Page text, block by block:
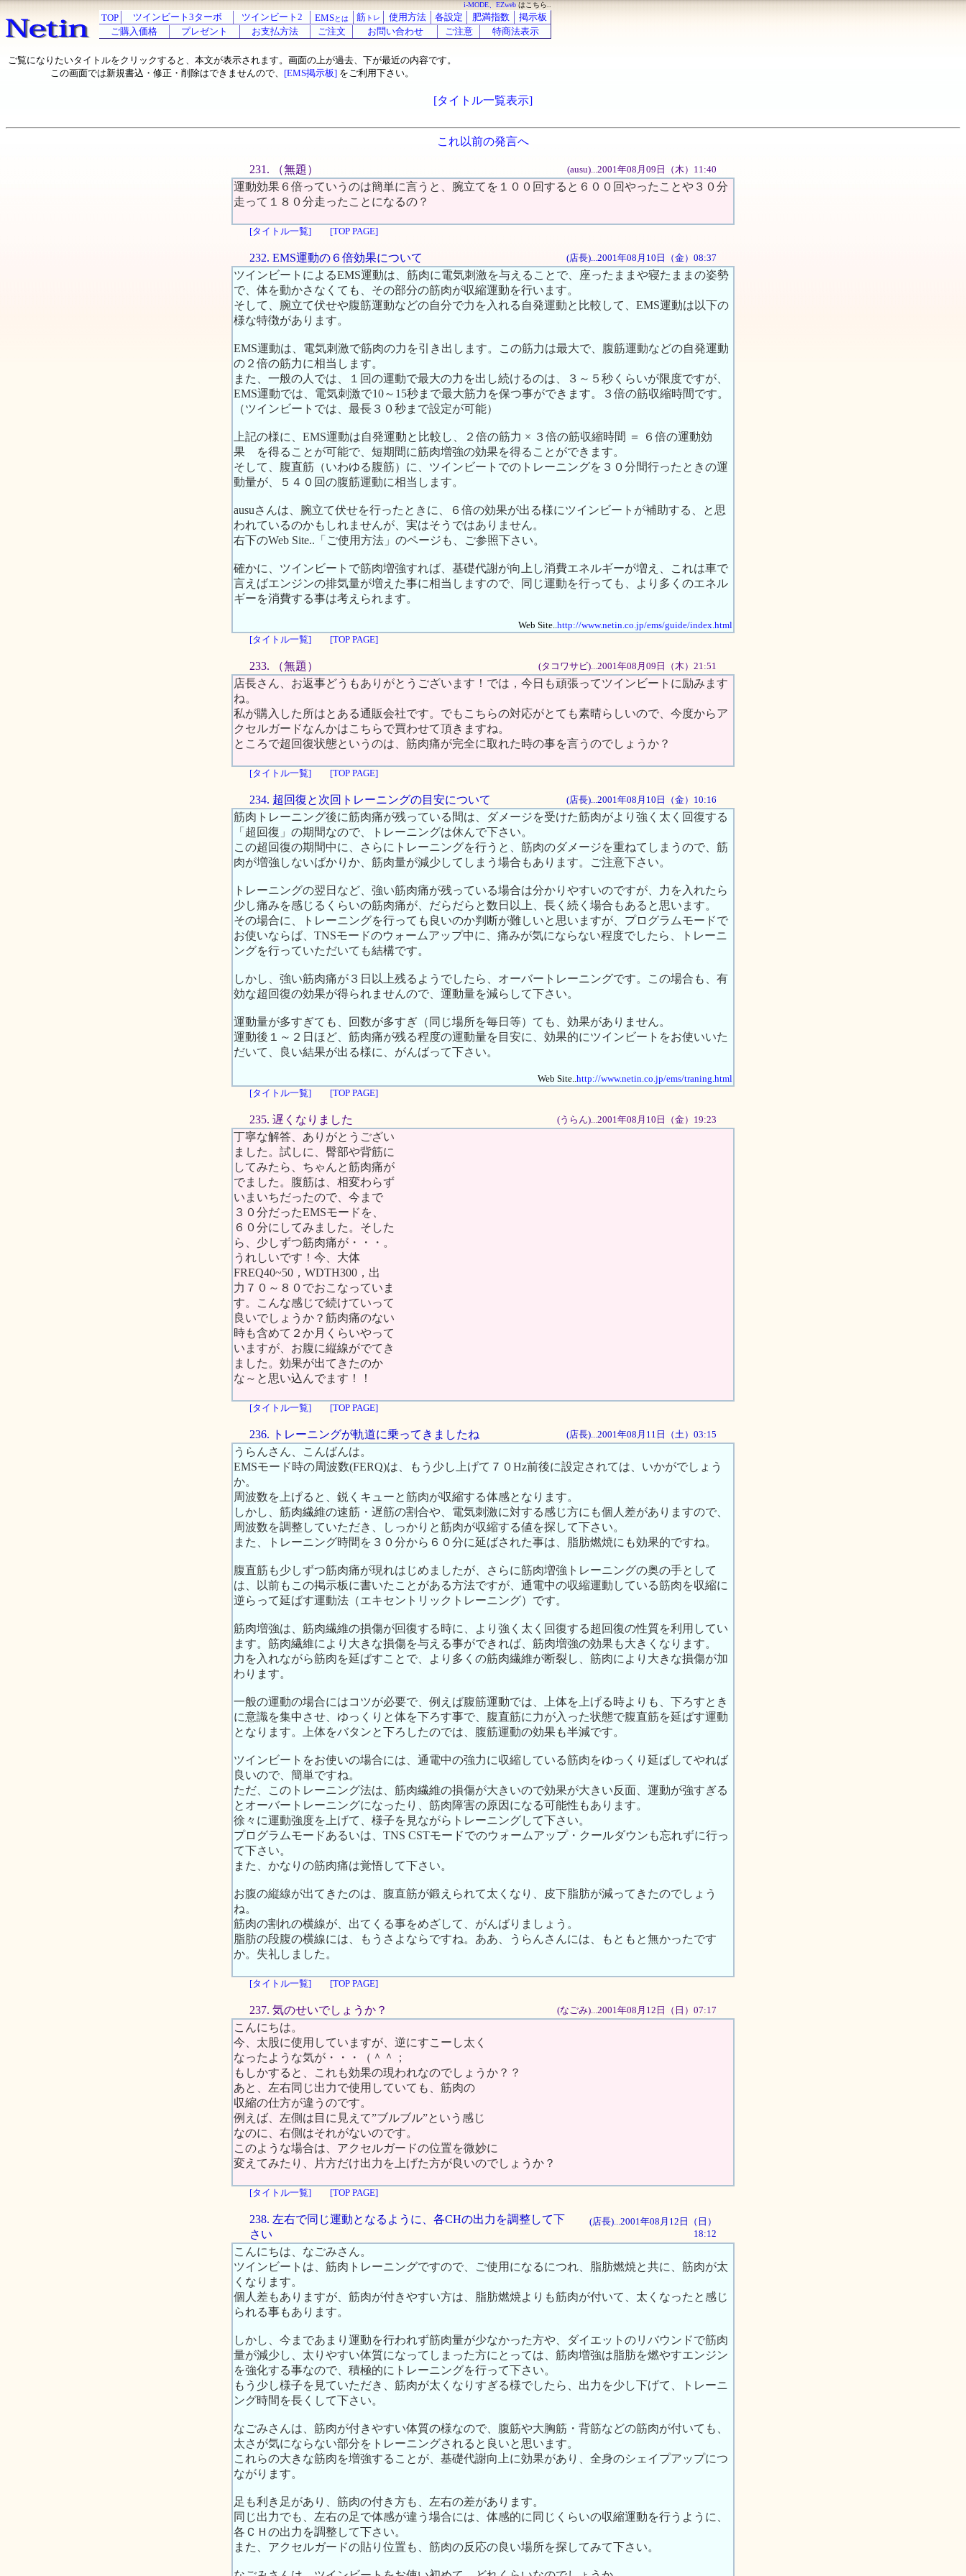
i-MODE、EZweb はこちら..
TOP ツインビート3ターボ ツインビート2 EMSとは 筋 トレ 使用方法 各設定 肥満指数
掲示板
ご購入価格
プレゼント お支払方法 ご注文 お問い合わせ ご注意 特商法表示
ご覧になりたいタイトルをクリックすると、本文が表示されます。画面の上が過去、下が最近の内容です。
この画面では新規書込・修正・削除はできませんので、 [EMS掲示板] をご利用下さい。
[タイトル一覧表示]
これ以前の発言へ
231. （無題） (ausu)...2001年08月09日（木）11:40
運動効果６倍っていうのは簡単に言うと、腕立てを１００回すると６００回やったことや３０分
走って１８０分走ったことになるの？
[タイトル一覧] [TOP PAGE]
232. EMS運動の６倍効果について (店長)...2001年08月10日（金）08:37
ツインビートによるEMS運動は、筋肉に電気刺激を与えることで、座ったままや寝たままの姿勢
で、体を動かさなくても、その部分の筋肉が収縮運動を行います。
そして、腕立て伏せや腹筋運動などの自分で力を入れる自発運動と比較して、EMS運動は以下の
様な特徴があります。
EMS運動は、電気刺激で筋肉の力を引き出します。この筋力は最大で、腹筋運動などの自発運動
の２倍の筋力に相当します。
また、一般の人では、１回の運動で最大の力を出し続けるのは、３～５秒くらいが限度ですが、
EMS運動では、電気刺激で10～15秒まで最大筋力を保つ事ができます。３倍の筋収縮時間です。
（ツインビートでは、最長３０秒まで設定が可能）
上記の様に、EMS運動は自発運動と比較し、２倍の筋力 × ３倍の筋収縮時間 ＝ ６倍の運動効
果 を得ることが可能で、短期間に筋肉増強の効果を得ることができます。
そして、腹直筋（いわゆる腹筋）に、ツインビートでのトレーニングを３０分間行ったときの運
動量が、５４０回の腹筋運動に相当します。
ausuさんは、腕立て伏せを行ったときに、６倍の効果が出る様にツインビートが補助する、と思
われているのかもしれませんが、実はそうではありません。
右下のWeb Site..「ご使用方法」のページも、ご参照下さい。
確かに、ツインビートで筋肉増強すれば、基礎代謝が向上し消費エネルギーが増え、これは車で
言えばエンジンの排気量が増えた事に相当しますので、同じ運動を行っても、より多くのエネル
ギーを消費する事は考えられます。
Web Site..http://www.netin.co.jp/ems/guide/index.html
[タイトル一覧]
[TOP PAGE]
233. （無題） (タコワサビ)...2001年08月09日（木）21:51
店長さん、お返事どうもありがとうございます！では，今日も頑張ってツインビートに励みます
ね。
私が購入した所はとある通販会社です。でもこちらの対応がとても素晴らしいので、今度からア
クセルガードなんかはこちらで買わせて頂きますね。
ところで超回復状態というのは、筋肉痛が完全に取れた時の事を言うのでしょうか？
[タイトル一覧] [TOP PAGE]
234. 超回復と次回トレーニングの目安について (店長)...2001年08月10日（金）10:16
筋肉トレーニング後に筋肉痛が残っている間は、ダメージを受けた筋肉がより強く太く回復する
「超回復」の期間なので、トレーニングは休んで下さい。
この超回復の期間中に、さらにトレーニングを行うと、筋肉のダメージを重ねてしまうので、筋
肉が増強しないばかりか、筋肉量が減少してしまう場合もあります。ご注意下さい。
トレーニングの翌日など、強い筋肉痛が残っている場合は分かりやすいのですが、力を入れたら
少し痛みを感じるくらいの筋肉痛が、だらだらと数日以上、長く続く場合もあると思います。
その場合に、トレーニングを行っても良いのか判断が難しいと思いますが、プログラムモードで
お使いならば、TNSモードのウォームアップ中に、痛みが気にならない程度でしたら、トレーニ
ングを行っていただいても結構です。
しかし、強い筋肉痛が３日以上残るようでしたら、オーバートレーニングです。この場合も、有
効な超回復の効果が得られませんので、運動量を減らして下さい。
運動量が多すぎても、回数が多すぎ（同じ場所を毎日等）ても、効果がありません。
運動後１～２日ほど、筋肉痛が残る程度の運動量を目安に、効果的にツインビートをお使いいた
だいて、良い結果が出る様に、がんばって下さい。
Web Site..http://www.netin.co.jp/ems/traning.html
[タイトル一覧]
[TOP PAGE]
235. 遅くなりました (うらん)...2001年08月10日（金）19:23
丁寧な解答、ありがとうござい
ました。試しに、臀部や背筋に
してみたら、ちゃんと筋肉痛が
でました。腹筋は、相変わらず
いまいちだったので、今まで
３０分だったEMSモードを、
６０分にしてみました。そした
ら、少しずつ筋肉痛が・・・。
うれしいです！今、大体
FREQ40~50，WDTH300，出
力７０～８０でおこなっていま
す。こんな感じで続けていって
良いでしょうか？筋肉痛のない
時も含めて２か月くらいやって
いますが、お腹に縦線がでてき
ました。効果が出てきたのか
な～と思い込んでます！！
[タイトル一覧] [TOP PAGE]
236. トレーニングが軌道に乗ってきましたね (店長)...2001年08月11日（土）03:15
うらんさん、こんばんは。
EMSモード時の周波数(FERQ)は、もう少し上げて７０Hz前後に設定されては、いかがでしょう
か。
周波数を上げると、鋭くキューと筋肉が収縮する体感となります。
しかし、筋肉繊維の速筋・遅筋の割合や、電気刺激に対する感じ方にも個人差がありますので、
周波数を調整していただき、しっかりと筋肉が収縮する値を探して下さい。
また、トレーニング時間を３０分から６０分に延ばされた事は、脂肪燃焼にも効果的ですね。
腹直筋も少しずつ筋肉痛が現れはじめましたが、さらに筋肉増強トレーニングの奥の手として
は、以前もこの掲示板に書いたことがある方法ですが、通電中の収縮運動している筋肉を収縮に
逆らって延ばす運動法（エキセントリックトレーニング）です。
筋肉増強は、筋肉繊維の損傷が回復する時に、より強く太く回復する超回復の性質を利用してい
ます。筋肉繊維により大きな損傷を与える事ができれば、筋肉増強の効果も大きくなります。
力を入れながら筋肉を延ばすことで、より多くの筋肉繊維が断裂し、筋肉により大きな損傷が加
わります。
一般の運動の場合にはコツが必要で、例えば腹筋運動では、上体を上げる時よりも、下ろすとき
に意識を集中させ、ゆっくりと体を下ろす事で、腹直筋に力が入った状態で腹直筋を延ばす運動
となります。上体をバタンと下ろしたのでは、腹筋運動の効果も半減です。
ツインビートをお使いの場合には、通電中の強力に収縮している筋肉をゆっくり延ばしてやれば
良いので、簡単ですね。
ただ、このトレーニング法は、筋肉繊維の損傷が大きいので効果が大きい反面、運動が強すぎる
とオーバートレーニングになったり、筋肉障害の原因になる可能性もあります。
徐々に運動強度を上げて、様子を見ながらトレーニングして下さい。
プログラムモードあるいは、TNS CSTモードでのウォームアップ・クールダウンも忘れずに行っ
て下さい。
また、かなりの筋肉痛は覚悟して下さい。
お腹の縦線が出てきたのは、腹直筋が鍛えられて太くなり、皮下脂肪が減ってきたのでしょう
ね。
筋肉の割れの横線が、出てくる事をめざして、がんばりましょう。
脂肪の段腹の横線には、もうさよならですね。ああ、うらんさんには、もともと無かったです
か。失礼しました。
[タイトル一覧] [TOP PAGE]
237. 気のせいでしょうか？ (なごみ)...2001年08月12日（日）07:17
こんにちは。
今、太股に使用していますが、逆にすこーし太く
なったような気が・・・（＾＾；
もしかすると、これも効果の現われなのでしょうか？？
あと、左右同じ出力で使用していても、筋肉の
収縮の仕方が違うのです。
例えば、左側は目に見えて”ブルブル”という感じ
なのに、右側はそれがないのです。
このような場合は、アクセルガードの位置を微妙に
変えてみたり、片方だけ出力を上げた方が良いのでしょうか？
[タイトル一覧] [TOP PAGE]
238. 左右で同じ運動となるように、各CHの出力を調整して下
さい
(店長)...2001年08月12日（日）
18:12
こんにちは、なごみさん。
ツインビートは、筋肉トレーニングですので、ご使用になるにつれ、脂肪燃焼と共に、筋肉が太
くなります。
個人差もありますが、筋肉が付きやすい方は、脂肪燃焼よりも筋肉が付いて、太くなったと感じ
られる事もあります。
しかし、今まであまり運動を行われず筋肉量が少なかった方や、ダイエットのリバウンドで筋肉
量が減少し、太りやすい体質になってしまった方にとっては、筋肉増強は脂肪を燃やすエンジン
を強化する事なので、積極的にトレーニングを行って下さい。
もう少し様子を見ていただき、筋肉が太くなりすぎる様でしたら、出力を少し下げて、トレーニ
ング時間を長くして下さい。
なごみさんは、筋肉が付きやすい体質の様なので、腹筋や大胸筋・背筋などの筋肉が付いても、
太さが気にならない部分をトレーニングされると良いと思います。
これらの大きな筋肉を増強することが、基礎代謝向上に効果があり、全身のシェイプアップにつ
ながります。
足も利き足があり、筋肉の付き方も、左右の差があります。
同じ出力でも、左右の足で体感が違う場合には、体感的に同じくらいの収縮運動を行うように、
各ＣＨの出力を調整して下さい。
また、アクセルガードの貼り位置も、筋肉の反応の良い場所を探してみて下さい。